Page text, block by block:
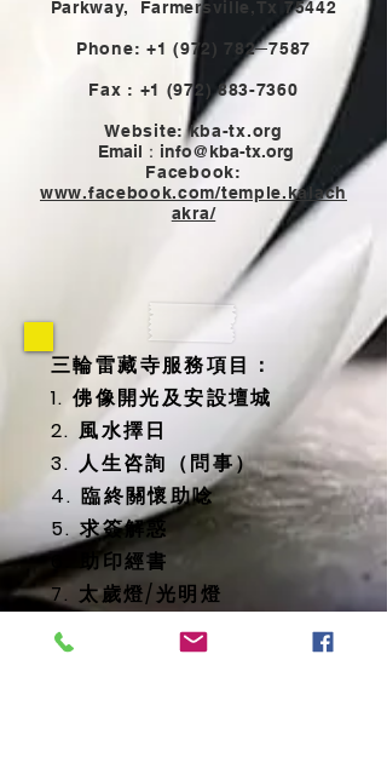
Parkway, Farmersville,Tx 75442
Phone: +1 (972) 782─7587
Fax : +1 (972) 883-7360
Website: kba-tx.org
Email： info@kba-tx.org
Facebook:
www.facebook.com/temple.kalach
akra/
三輪雷藏寺服務項目：
1. 佛像開光及安設壇城
2. 風水擇日
3. 人生咨詢（問事）
4. 臨終關懷助唸
5. 求簽解惑
6. 助印經書
7. 太歲燈/光明燈
8. 消災延壽藥師佛燈
9. 地藏殿提供